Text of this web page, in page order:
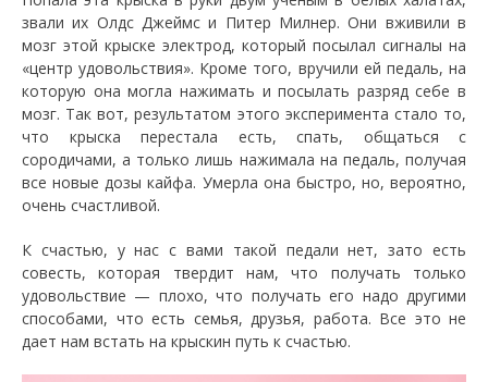
звали их Олдс Джеймс и Питер Милнер. Они вживили в
мозг этой крыске электрод, который посылал сигналы на
«центр удовольствия». Кроме того, вручили ей педаль, на
которую она могла нажимать и посылать разряд себе в
мозг. Так вот, результатом этого эксперимента стало то,
что крыска перестала есть, спать, общаться с
сородичами, а только лишь нажимала на педаль, получая
все новые дозы кайфа. Умерла она быстро, но, вероятно,
очень счастливой.
К счастью, у нас с вами такой педали нет, зато есть
совесть, которая твердит нам, что получать только
удовольствие — плохо, что получать его надо другими
способами, что есть семья, друзья, работа. Все это не
дает нам встать на крыскин путь к счастью.